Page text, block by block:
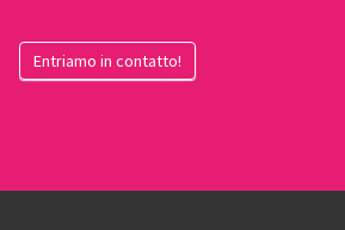
Entriamo in contatto!